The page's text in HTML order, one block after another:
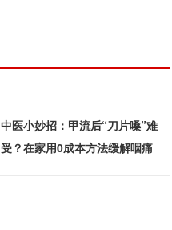
中医小妙招：甲流后“刀片嗓”难
受？在家用0成本方法缓解咽痛